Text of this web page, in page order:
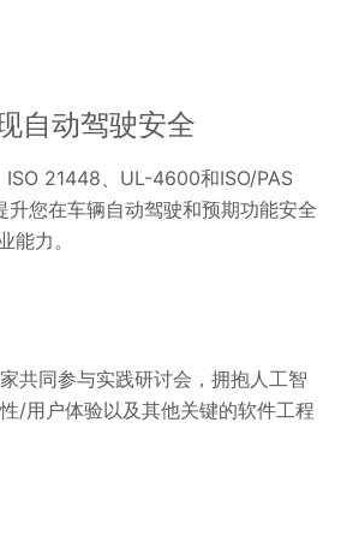
自动驾驶安全
ISO 21448、UL-4600和ISO/PAS
您在车辆自动驾驶和预期功能安全
能力。
共同参与实践研讨会，拥抱人工智
/用户体验以及其他关键的软件工程